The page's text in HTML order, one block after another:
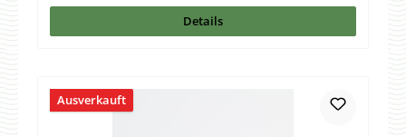
Details
Ausverkauft